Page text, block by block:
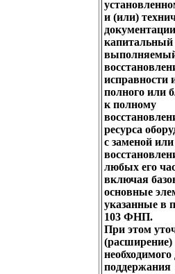
и (или)
капитальный
исправности
полного или
к полному
ресурса
с заменой или
любых его
включая
основные
указанные в
103 ФНП.
При этом
(расширение)
необходимого
поддержания